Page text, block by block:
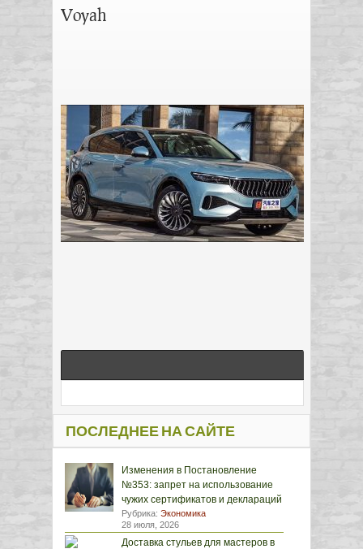
Voyah
ПОСЛЕДНЕЕ НА САЙТЕ
Изменения в Постановление
№353: запрет на использование
чужих сертификатов и деклараций
Рубрика: Экономика
28 июля, 2026
Доставка стульев для мастеров в